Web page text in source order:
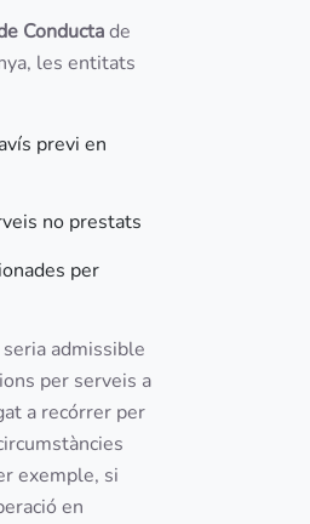
Conductade
les entitats
previ en
no prestats
per
admissible
per serveis a
a recórrer per
exemple, si
en